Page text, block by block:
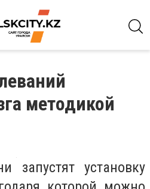
методикой
запустят установку